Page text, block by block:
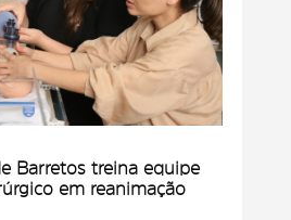
Barretos treina equipe
em reanimação